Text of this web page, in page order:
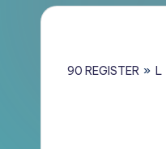
Nederland
90 REGISTER » L